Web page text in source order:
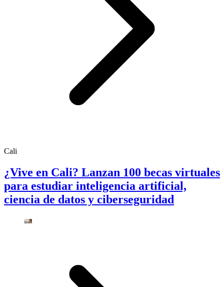
Cali
¿Vive en Cali? Lanzan 100 becas virtuales
para estudiar inteligencia artificial,
ciencia de datos y ciberseguridad